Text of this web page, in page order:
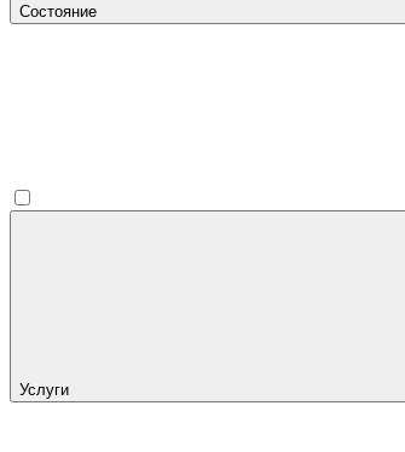
Состояние
Услуги